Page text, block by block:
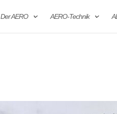
Der AERO AERO-Technik